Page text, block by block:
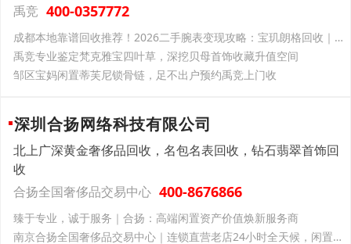
禹竞 400-0357772
成都本地靠谱回收推荐！2026二手腕表变现攻略：宝玑朗格回收｜仪器鉴定、实时估价
禹竞专业鉴定梵克雅宝四叶草，深挖贝母首饰收藏升值空间
邹区宝妈闲置蒂芙尼锁骨链，足不出户预约禹竞上门收
深圳合扬网络科技有限公司
北上广深黄金奢侈品回收，名包名表回收，钻石翡翠首饰回
收
合扬全国奢侈品交易中心 400-8676866
臻于专业，诚于服务｜合扬：高端闲置资产价值焕新服务商
南京合扬全国奢侈品交易中心｜连锁直营老店24小时全天候，闲置变现省心高价